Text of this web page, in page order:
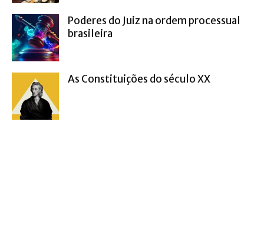
Poderes do Juiz na ordem processual
brasileira
As Constituições do século XX